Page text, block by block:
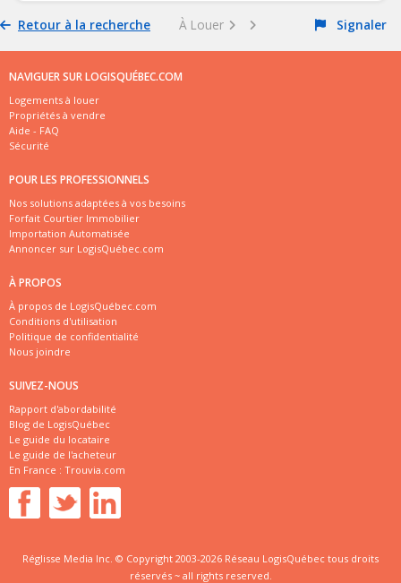
Retour à la recherche À Louer Signaler
NAVIGUER SUR LOGISQUÉBEC.COM
Logements à louer
Propriétés à vendre
Aide - FAQ
Sécurité
POUR LES PROFESSIONNELS
Nos solutions adaptées à vos besoins
Forfait Courtier Immobilier
Importation Automatisée
Annoncer sur LogisQuébec.com
À PROPOS
À propos de LogisQuébec.com
Conditions d'utilisation
Politique de confidentialité
Nous joindre
SUIVEZ-NOUS
Rapport d'abordabilité
Blog de LogisQuébec
Le guide du locataire
Le guide de l'acheteur
En France : Trouvia.com
Réglisse Media Inc. © Copyright 2003-2026 Réseau LogisQuébec tous droits
réservés ~ all rights reserved.